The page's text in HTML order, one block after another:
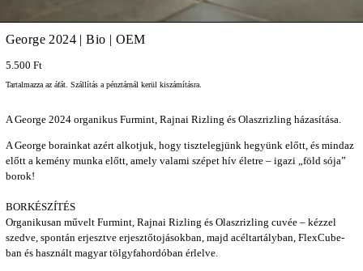
George 2024 | Bio | OEM
5.500 Ft
Tartalmazza az áfát. Szállítása pénztárnál kerül kiszámításra.
A George 2024 organikus Furmint, Rajnai Rizling és Olaszrizling házasítása.
A George borainkat azért alkotjuk, hogy tisztelegjünk hegyünk előtt, és mindaz
előtt a kemény munka előtt, amely valami szépet hív életre – igazi „föld sója”
borok!
BORKÉSZÍTÉS
Organikusan művelt Furmint, Rajnai Rizling és Olaszrizling cuvée – kézzel
szedve, spontán erjesztve erjesztőtojásokban, majd acéltartályban, FlexCube-
ban és használt magyar tölgyfahordóban érlelve.